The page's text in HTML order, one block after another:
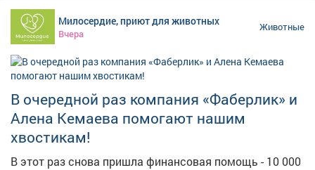
поэтому малыша начали выкармливать козьим
молоком и оказывать необходимую помощь. Усилия
специалистов не прошли даром: косуленок быстро
пошел на поправку, окреп и теперь с любопытством
исследует всё вокруг. Сейчас его рацион стал
геркулесовая каша, и чувствует себя он просто
замечательно. За милую внешность сотрудники
прозвали малыша Сахарком. Он не единственный
представитель своего вида в Экоцентре: компанию
ему составляют взрослые самец и самка косули.
Милосердие, приют для животных
Вчера
Животные
В очередной раз компания «Фаберлик» и
Алена Кемаева помогают нашим
хвостикам!
В этот раз снова пришла финансовая помощь - 10 000